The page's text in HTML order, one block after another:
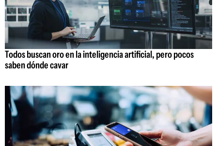
Todos buscan oro en la inteligencia artificial, pero pocos
saben dónde cavar